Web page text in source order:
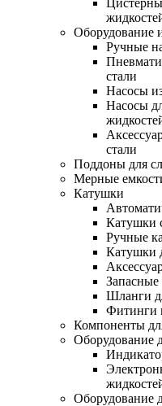
Оборудование
Ручные
стали
Насосы
Насосы
стали
Поддоны для
Мерные
Катушки
Катушки
Ручные
Катушки
Запасные
Шланги
Фитинги
Компоненты
Оборудование
Оборудование